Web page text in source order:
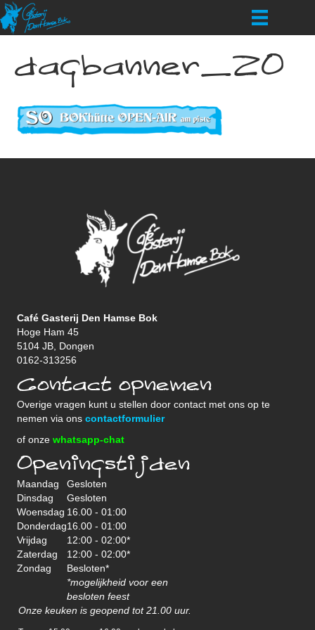
dagbanner_ZO
Café Gasterij Den Hamse Bok
Hoge Ham 45
5104 JB, Dongen
0162-313256
Contact opnemen
Overige vragen kunt u stellen door contact met ons op te
nemen via ons contactformulier
of onze whatsapp-chat
Openingstijden
Maandag
Gesloten
Dinsdag
Gesloten
Woensdag 16.00 - 01:00
Donderdag16.00 - 01:00
Vrijdag
12:00 - 02:00*
Zaterdag
12:00 - 02:00*
Zondag
Besloten*
*mogelijkheid voor een
besloten feest
Onze keuken is geopend tot 21.00 uur.